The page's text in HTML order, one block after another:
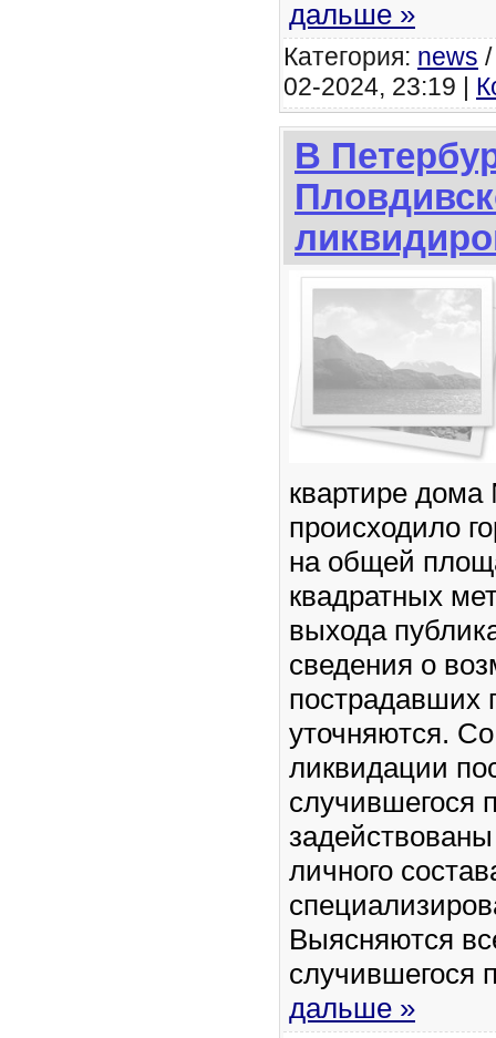
дальше »
Категория: news
02-2024, 23:19 |
В
квартире
происходило
на общей
квадратных
выхода
сведения о
пострадавших
уточняются.
ликвидации
случившегося
личного
Выясняются
случившегося
дальше »